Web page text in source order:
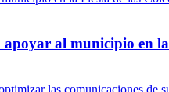
al municipio en la